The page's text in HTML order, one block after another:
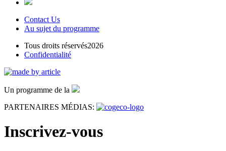
Contact Us
Au sujet du programme
Tous droits réservés2026
Confidentialité
Un programme de la
PARTENAIRES MÉDIAS:
Inscrivez-vous